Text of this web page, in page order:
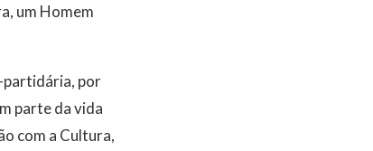
um Homem
partidária, por
parte da vida
com a Cultura,